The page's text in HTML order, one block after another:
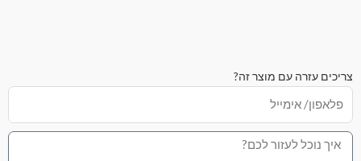
צריכים עזרה עם מוצר זה?